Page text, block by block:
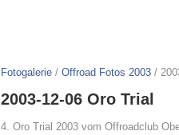
Fotogalerie / Offroad Fotos 2003 /
2003-12-06 Oro Trial
4. Oro Trial 2003 vom Offroadclub